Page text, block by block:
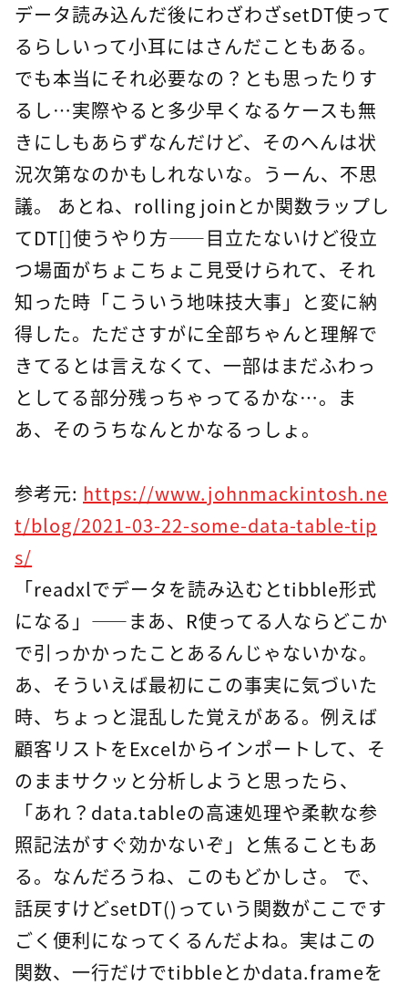
データ読み込んだ後にわざわざsetDT使って
るらしいって小耳にはさんだこともある。
でも本当にそれ必要なの？とも思ったりす
るし…実際やると多少早くなるケースも無
きにしもあらずなんだけど、そのへんは状
況次第なのかもしれないな。うーん、不思
議。 あとね、rolling joinとか関数ラップし
てDT[]使うやり方――目立たないけど役立
つ場面がちょこちょこ見受けられて、それ
知った時「こういう地味技大事」と変に納
得した。たださすがに全部ちゃんと理解で
きてるとは言えなくて、一部はまだふわっ
としてる部分残っちゃってるかな…。ま
あ、そのうちなんとかなるっしょ。
参考元: https://www.johnmackintosh.ne
t/blog/2021-03-22-some-data-table-tip
s/
「readxlでデータを読み込むとtibble形式
になる」――まあ、R使ってる人ならどこか
で引っかかったことあるんじゃないかな。
あ、そういえば最初にこの事実に気づいた
時、ちょっと混乱した覚えがある。例えば
顧客リストをExcelからインポートして、そ
のままサクッと分析しようと思ったら、
「あれ？data.tableの高速処理や柔軟な参
照記法がすぐ効かないぞ」と焦ることもあ
る。なんだろうね、このもどかしさ。 で、
話戻すけどsetDT()っていう関数がここです
ごく便利になってくるんだよね。実はこの
関数、一行だけでtibbleとかdata.frameを